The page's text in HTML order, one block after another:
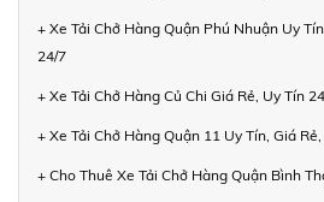
+ Xe Tải Chở Hàng Quận Phú Nhuận Uy
24/7
+ Xe Tải Chở Hàng Củ Chi Giá Rẻ, Uy Tín
+ Xe Tải Chở Hàng Quận 11 Uy Tín, Giá
+ Cho Thuê Xe Tải Chở Hàng Quận Bình